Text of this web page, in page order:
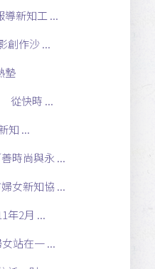
導新知工 ...
創作沙 ...
墊
從快時 ...
知 ...
時尚與永 ...
女新知協 ...
年2月 ...
站在一 ...